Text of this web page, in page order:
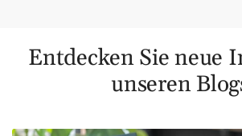
Entdecken Sie neue
unseren